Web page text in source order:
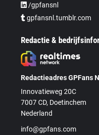
/gpfansnl
gpfansnl.tumblr.com
Redactie &
Redactieadres GPFans
Innovatieweg 20C
7007 CD, Doetinchem
Nederland
info@gpfans.com